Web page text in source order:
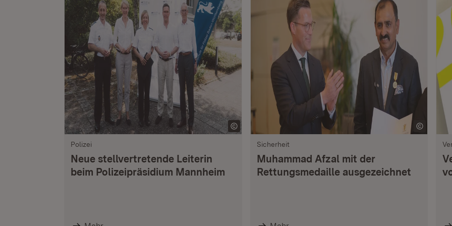
Polizei
Neue stellvertretende Leiterin
beim Polizeipräsidium Mannheim
Sicherheit
Muhammad Afzal mit der
Rettungsmedaille ausgezeichnet